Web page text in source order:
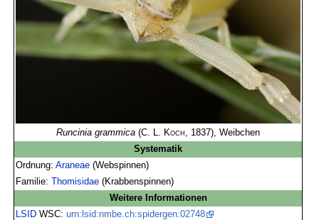
Runcinia grammica (C. L. Koch, 1837), Weibchen
Systematik
Ordnung:Araneae (Webspinnen)
Familie:Thomisidae (Krabbenspinnen)
Weitere Informationen
LSID WSC:urn:lsid:nmbe.ch:spidergen:02748